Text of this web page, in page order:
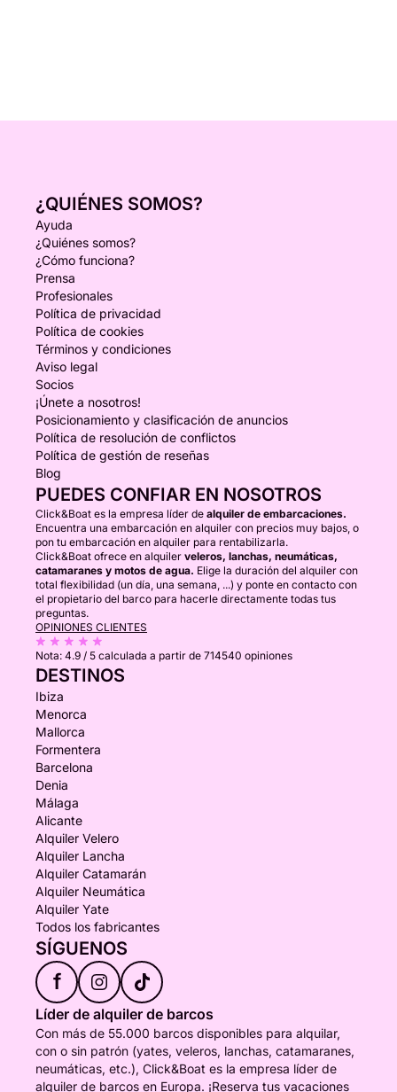
¿QUIÉNES SOMOS?
Ayuda
¿Quiénes somos?
¿Cómo funciona?
Prensa
Profesionales
Política de privacidad
Política de cookies
Términos y condiciones
Aviso legal
Socios
¡Únete a nosotros!
Posicionamiento y clasificación de anuncios
Política de resolución de conflictos
Política de gestión de reseñas
Blog
PUEDES CONFIAR EN NOSOTROS
Click&Boat es la empresa líder de alquiler de embarcaciones.
Encuentra una embarcación en alquiler con precios muy bajos, o
pon tu embarcación en alquiler para rentabilizarla.
Click&Boat ofrece en alquiler veleros, lanchas, neumáticas,
catamaranes y motos de agua. Elige la duración del alquiler con
total flexibilidad (un día, una semana, ...) y ponte en contacto con
el propietario del barco para hacerle directamente todas tus
preguntas.
OPINIONES CLIENTES
Nota: 4.9 / 5 calculada a partir de 714540 opiniones
DESTINOS
Ibiza
Menorca
Mallorca
Formentera
Barcelona
Denia
Málaga
Alicante
Alquiler Velero
Alquiler Lancha
Alquiler Catamarán
Alquiler Neumática
Alquiler Yate
Todos los fabricantes
SÍGUENOS
f
Líder de alquiler de barcos
Con más de 55.000 barcos disponibles para alquilar,
con o sin patrón (yates, veleros, lanchas, catamaranes,
neumáticas, etc.), Click&Boat es la empresa líder de
alquiler de barcos en Europa. ¡Reserva tus vacaciones